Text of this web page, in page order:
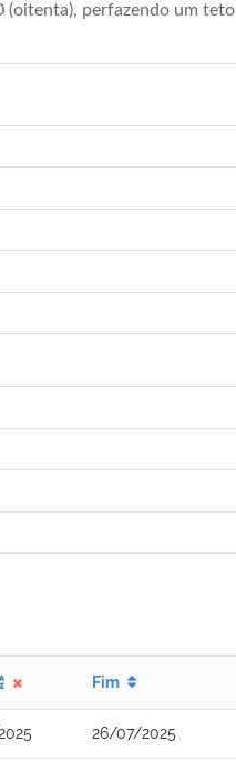
(oitenta), perfazendo um
Fim
26/07/2025